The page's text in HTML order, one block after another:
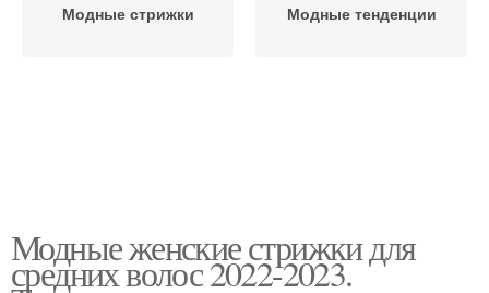
Модные стрижки Модные тенденции
Модные женские стрижки для
средних волос 2022-2023.